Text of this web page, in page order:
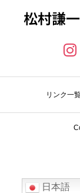
松村謙
リンク一
日本語